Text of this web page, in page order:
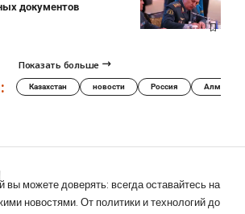
документов
Показать больше
Казахстан новости Россия Алматы
вы можете доверять: всегда оставайтесь на
новостями. От политики и технологий до